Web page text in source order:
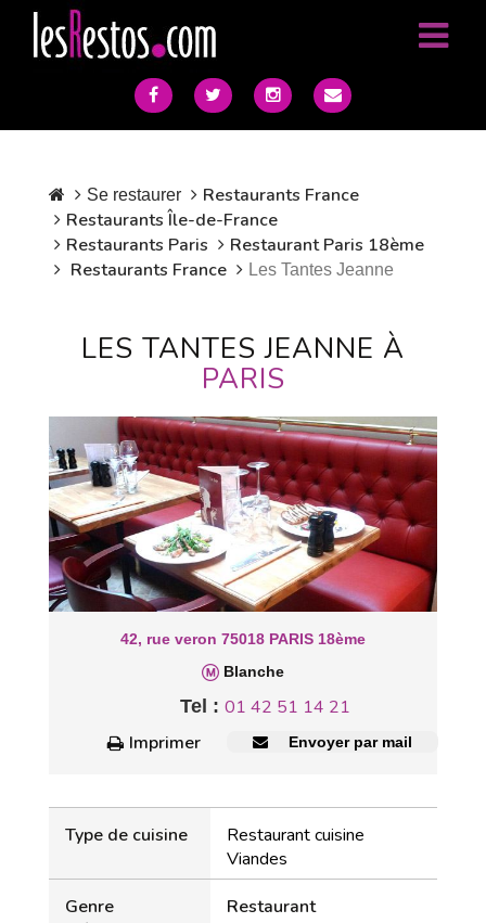
Se restaurer
Restaurants France
Restaurants Île-de-France
Restaurants Paris
Restaurant Paris 18ème
Restaurants France
Les Tantes Jeanne
LES TANTES JEANNE À
PARIS
42, rue veron 75018 PARIS 18ème
Blanche
Tel : 01 42 51 14 21
Imprimer
Envoyer par mail
Type de cuisine
Restaurant cuisine
Viandes
Genre
Restaurant